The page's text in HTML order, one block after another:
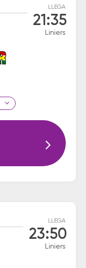
LLEGA
21:35
Liniers
LLEGA
23:50
Liniers